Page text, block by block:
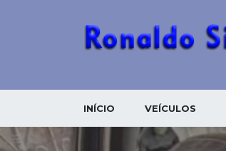
INÍCIO VEÍCULOS